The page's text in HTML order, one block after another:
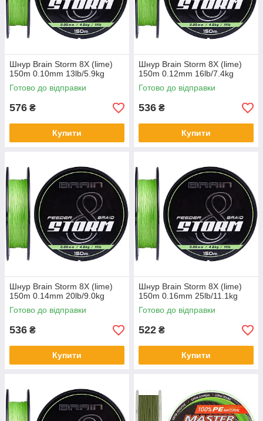
Шнур Brain Storm 8X (lime)
150m 0.10mm 13lb/5.9kg
Готово до відправки
576 ₴
Купити
Шнур Brain Storm 8X (lime)
150m 0.12mm 16lb/7.4kg
Готово до відправки
536 ₴
Купити
Шнур Brain Storm 8X (lime)
150m 0.14mm 20lb/9.0kg
Готово до відправки
536 ₴
Купити
Шнур Brain Storm 8X (lime)
150m 0.16mm 25lb/11.1kg
Готово до відправки
522 ₴
Купити